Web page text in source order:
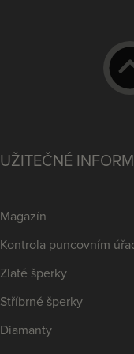
UŽITEČNÉ
Magazín
Kontrola puncovním
Zlaté šperky
Stříbrné šperky
Diamanty